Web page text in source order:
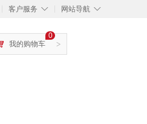
◇
客户服务 ◇
网站导航
>
0
我的购物车